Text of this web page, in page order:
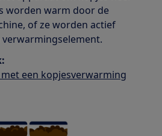
worden warm door de
of ze worden actief
een kopjesverwarming